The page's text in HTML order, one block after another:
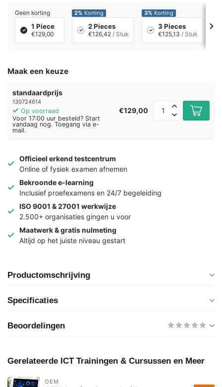
Geen korting
1 Piece
€129,00
2% Korting
2 Pieces
€126,42 / Stuk
3% Korting
3 Pieces
€125,13 / Stuk
Maak een keuze
standaardprijs
130724614
Op voorraad
Voor 17:00 uur besteld? Start
vandaag nog. Toegang via e-
mail.
€129,00
Officieel erkend testcentrum
Online of fysiek examen afnemen
Bekroonde e-learning
Inclusief proefexamens en 24/7 begeleiding
ISO 9001 & 27001 werkwijze
2.500+ organisaties gingen u voor
Maatwerk & gratis nulmeting
Altijd op het juiste niveau gestart
Productomschrijving
Specificaties
Beoordelingen
Gerelateerde ICT Trainingen & Cursussen en Meer
OEM